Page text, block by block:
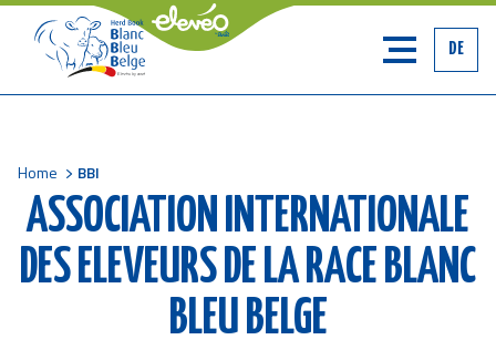
DE
Breadcrumb
Home BBI
ASSOCIATION INTERNATIONALE
DES ELEVEURS DE LA RACE BLANC
BLEU BELGE